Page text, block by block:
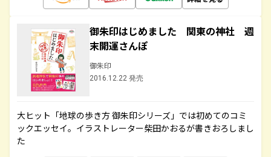
御朱印はじめました 関東の神社 週
末開運さんぽ
御朱印
2016.12.22 発売
大ヒット「地球の歩き方 御朱印シリーズ」では初めてのコミ
ックエッセイ。イラストレーター柴田かおるが書きおろしまし
た